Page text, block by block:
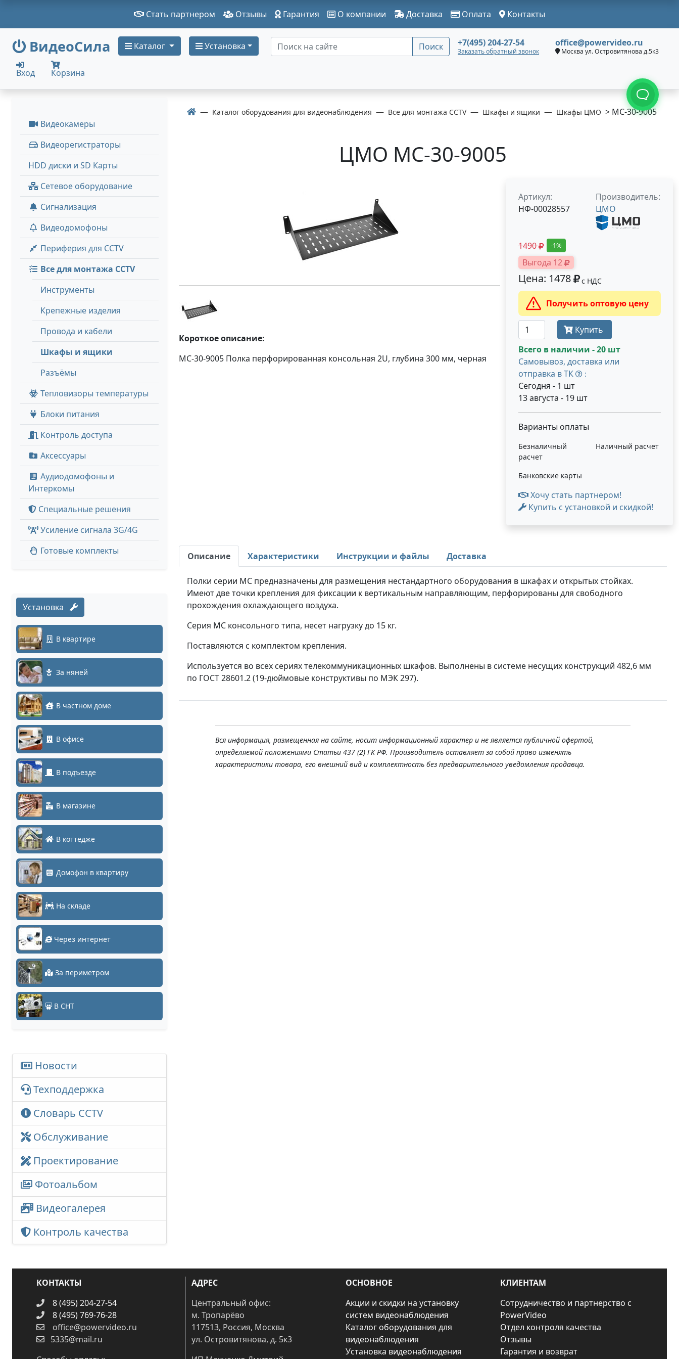
Стать партнером Отзывы Гарантия О компании Доставка Оплата Контакты
ВидеоСила Каталог Установка Поиск +7(495) 204-27-54
Заказать обратный звонок
office@powervideo.ru
Москва ул. Островитянова д.5к3
Вход Корзина
Видеокамеры
Видеорегистраторы
HDD диски и SD Карты
Сетевое оборудование
Сигнализация
Видеодомофоны
Периферия для CCTV
Все для монтажа CCTV
Инструменты
Крепежные изделия
Провода и кабели
Шкафы и ящики
Разъёмы
Тепловизоры температуры
Блоки питания
Контроль доступа
Аксессуары
Аудиодомофоны и
Интеркомы
Специальные решения
Усиление сигнала 3G/4G
Готовые комплекты
Установка
В квартире
За няней
В частном доме
В офисе
В подъезде
В магазине
В коттедже
Домофон в квартиру
На складе
Через интернет
За периметром
В СНТ
Новости
Техподдержка
Словарь CCTV
Обслуживание
Проектирование
Фотоальбом
Видеогалерея
Контроль качества
Каталог оборудования для видеонаблюдения Все для монтажа CCTV Шкафы и ящики Шкафы ЦМО > МС-30-9005
ЦМО МС-30-9005
Короткое описание:
МС-30-9005 Полка перфорированная консольная 2U, глубина 300 мм, черная
Артикул:
НФ-00028557
Производитель:
ЦМО
1490 -1%
Выгода 12
Цена: 1478 с НДС
Получить оптовую цену
Купить
Всего в наличии - 20 шт
Самовывоз, доставка или
отправка в ТК
:
Сегодня - 1 шт
13 августа - 19 шт
Варианты оплаты
Безналичный
расчет
Наличный расчет
Банковские карты
Хочу стать партнером!
Купить с установкой и скидкой!
Описание Характеристики Инструкции и файлы Доставка
Полки серии МС предназначены для размещения нестандартного оборудования в шкафах и открытых стойках.
Имеют две точки крепления для фиксации к вертикальным направляющим, перфорированы для свободного
прохождения охлаждающего воздуха.
Серия МС консольного типа, несет нагрузку до 15 кг.
Поставляются с комплектом крепления.
Используется во всех сериях телекоммуникационных шкафов. Выполнены в системе несущих конструкций 482,6 мм
по ГОСТ 28601.2 (19-дюймовые конструктивы по МЭК 297).
Вся информация, размещенная на сайте, носит информационный характер и не является публичной офертой,
определяемой положениями Статьи 437 (2) ГК РФ. Производитель оставляет за собой право изменять
характеристики товара, его внешний вид и комплектность без предварительного уведомления продавца.
КОНТАКТЫ
8 (495) 204-27-54
8 (495) 769-76-28
office@powervideo.ru
5335@mail.ru
АДРЕС
Центральный офис:
м. Тропарёво
117513, Россия, Москва
ул. Островитянова, д. 5к3
ОСНОВНОЕ
Акции и скидки на установку
систем видеонаблюдения
Каталог оборудования для
видеонаблюдения
Установка видеонаблюдения
КЛИЕНТАМ
Сотрудничество и партнерство с
PowerVideo
Отдел контроля качества
Отзывы
Гарантия и возврат